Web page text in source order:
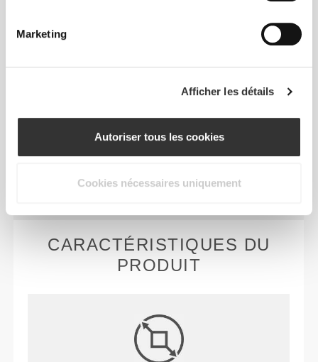
Marketing
Afficher les détails
Autoriser tous les cookies
Cookies nécessaires uniquement
TECHNOLOGIE DES FIBRES
Dévelopée par Prozis, Bamboost© est une
étonnamment douce qui évacue la transpiration et
tu auras l'impression de ne rien porter.
CARACTÉRISTIQUES DU
PRODUIT